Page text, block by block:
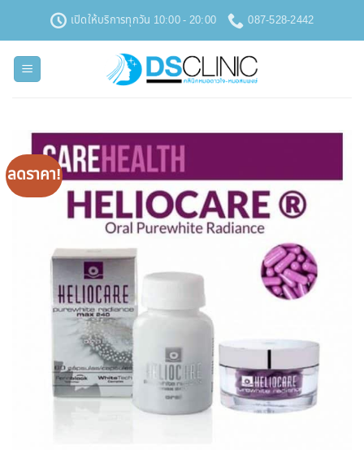
เนื้อหา
เปิดให้บริการทุกวัน 10:00 - 20:00 087-528-2442
ลดราคา!